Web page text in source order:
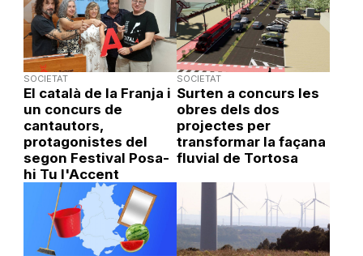
SOCIETAT
El català de la Franja i
un concurs de
cantautors,
protagonistes del
segon Festival Posa-
hi Tu l'Accent
SOCIETAT
Surten a concurs les
obres dels dos
projectes per
transformar la façana
fluvial de Tortosa